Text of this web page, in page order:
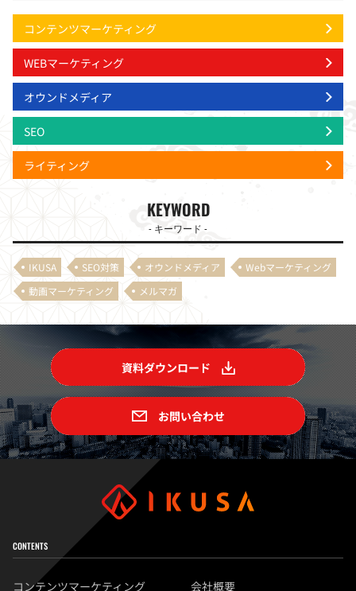
コンテンツマーケティング
WEBマーケティング
オウンドメディア
SEO
ライティング
KEYWORD
- キーワード -
IKUSA SEO対策 オウンドメディア
Webマーケティング
動画マーケティング
メルマガ
資料ダウンロード
お問い合わせ
CONTENTS
コンテンツマーケティング 会社概要